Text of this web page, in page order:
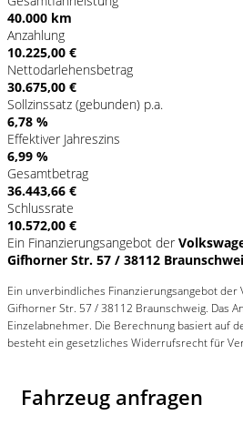
40.000 km
Anzahlung
10.225,00 €
Nettodarlehensbetrag
30.675,00 €
Sollzinssatz (gebunden) p.a.
6,78 %
Effektiver Jahreszins
6,99 %
Gesamtbetrag
36.443,66 €
Schlussrate
10.572,00 €
Ein Finanzierungsangebot der
Gifhorner Str. 57 / 38112
Ein unverbindliches Finanzierungsangebot der
Gifhorner Str. 57 / 38112 Braunschweig. Das
Einzelabnehmer. Die Berechnung basiert auf
besteht ein gesetzliches Widerrufsrecht für
Fahrzeug anfragen